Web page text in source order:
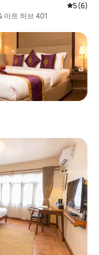
평점 5점
5 (6)
아트 허브 401